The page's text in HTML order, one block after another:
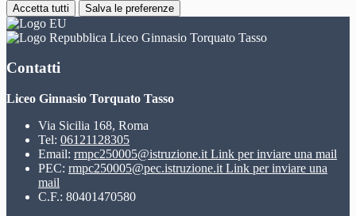
Accetta tutti Salva le preferenze
Liceo Ginnasio Torquato Tasso
Contatti
Liceo Ginnasio Torquato Tasso
Via Sicilia 168, Roma
Tel: 06121128305
Email: rmpc250005@istruzione.it Link per inviare una mail
PEC: rmpc250005@pec.istruzione.it Link per inviare una
mail
C.F.: 80401470580